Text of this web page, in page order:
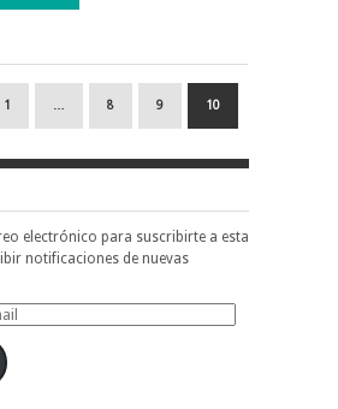
1 8 9 10
electrónico para suscribirte a esta
notificaciones de nuevas